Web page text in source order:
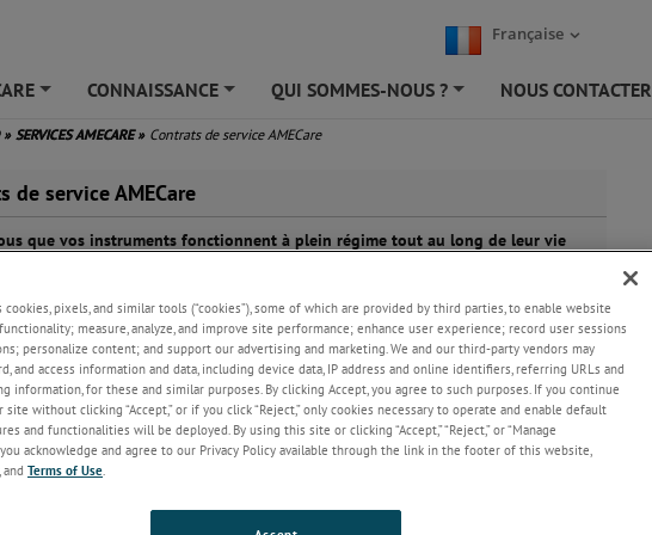
Française
CONNAISSANCE QUI SOMMES-NOUS ? NOUS CONTACTER
» SERVICES AMECARE» Contrats de service AMECare
de service AMECare
que vos instruments fonctionnent à plein régime tout au long de leur vie
concepteur et fabricant,
votre appareil
mieux que quiconque.
de techniciens dédiés
support expert, vous
:
cookies, pixels, and similar tools (“cookies”), some of which are provided by third parties, to enable website
measure, analyze, and improve site performance; enhance user experience; record user sessions
personalize content; and support our advertising and marketing. We and our third-party vendors may
and access information and data, including device data, IP address and online identifiers, referring URLs and
information, for these and similar purposes. By clicking Accept, you agree to such purposes. If you continue
without clicking “Accept,” or if you click “Reject,” only cookies necessary to operate and enable default
and functionalities will be deployed. By using this site or clicking “Accept,” “Reject,” or “Manage
you acknowledge and agree to our Privacy Policy available through the link in the footer of this website,
, and Terms of Use.